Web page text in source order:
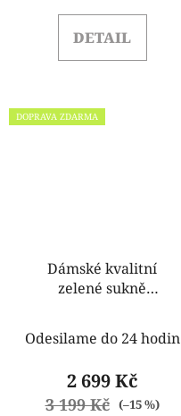
DETAIL
DOPRAVA ZDARMA
Dámské kvalitní
zelené sukně
CFC80106648003
Odesilame do 24 hodin
2 699 Kč
3 199 Kč (–15 %)